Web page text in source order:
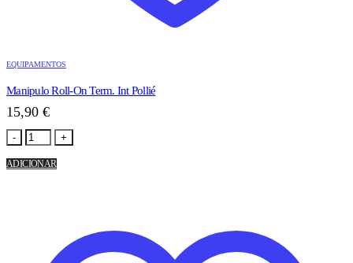
EQUIPAMENTOS
Manipulo Roll-On Term. Int Pollié
15,90 €
- +
ADICIONAR